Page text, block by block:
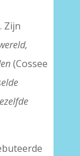
Zijn
(Cossee